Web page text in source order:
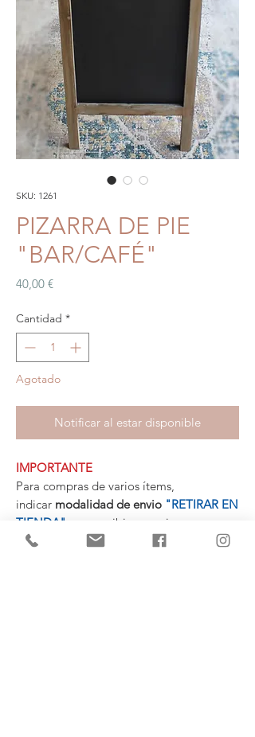
SKU: 1261
PIZARRA DE PIE
"BAR/CAFÉ"
40,00 €Precio
Cantidad *
Agotado
Notificar al estar disponible
IMPORTANTE
Para compras de varios ítems,
indicar modalidad de envio "RETIRAR EN
TIENDA"
para recibir un mejor
presupuesto personalizado con la